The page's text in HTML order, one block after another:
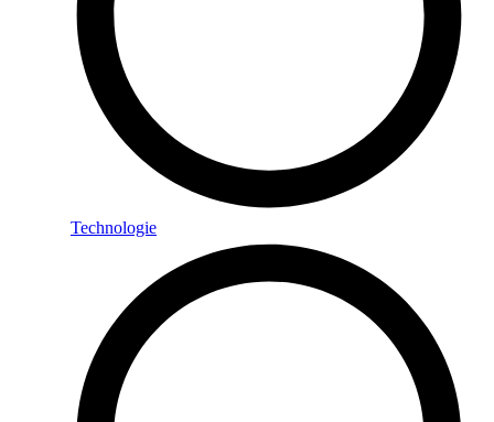
Technologie